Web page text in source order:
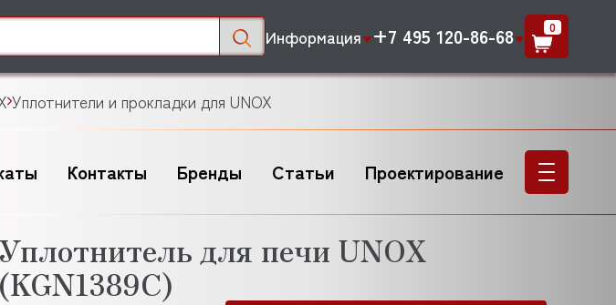
Информация +7 495 120-86-68 0
Уплотнители и прокладки для UNOX
Контакты Бренды Статьи Проектирование
Уплотнитель для печи UNOX
(KGN1389C)